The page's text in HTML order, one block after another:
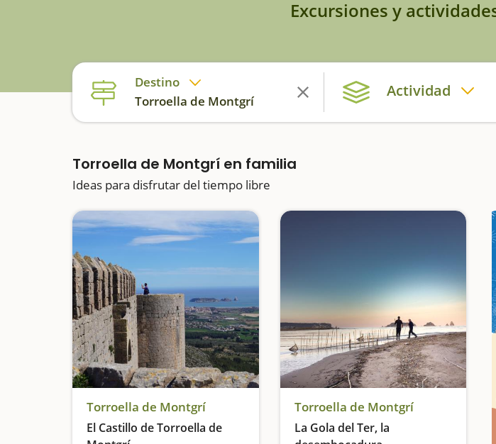
Excursiones y
Destino
Torroella de Montgrí
Actividad
Torroella de Montgrí en familia
Ideas para disfrutar del tiempo libre
Torroella de Montgrí
El Castillo de Torroella de
Torroella de Montgrí
La Gola del Ter, la